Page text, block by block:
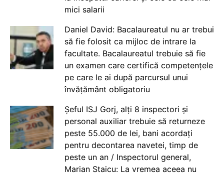
mici salarii
Daniel David: Bacalaureatul nu ar trebui
să fie folosit ca mijloc de intrare la
facultate. Bacalaureatul trebuie să fie
un examen care certifică competențele
pe care le ai după parcursul unui
învățământ obligatoriu
Șeful ISJ Gorj, alți 8 inspectori și
personal auxiliar trebuie să returneze
peste 55.000 de lei, bani acordați
pentru decontarea navetei, timp de
peste un an / Inspectorul general,
Marian Staicu: La vremea aceea nu